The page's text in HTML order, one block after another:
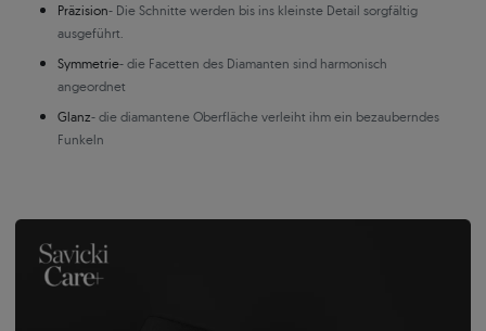
Präzision- Die Schnitte werden bis ins kleinste Detail sorgfältig
ausgeführt.
Symmetrie- die Facetten des Diamanten sind harmonisch
angeordnet
Glanz- die diamantene Oberfläche verleiht ihm ein bezauberndes
Funkeln